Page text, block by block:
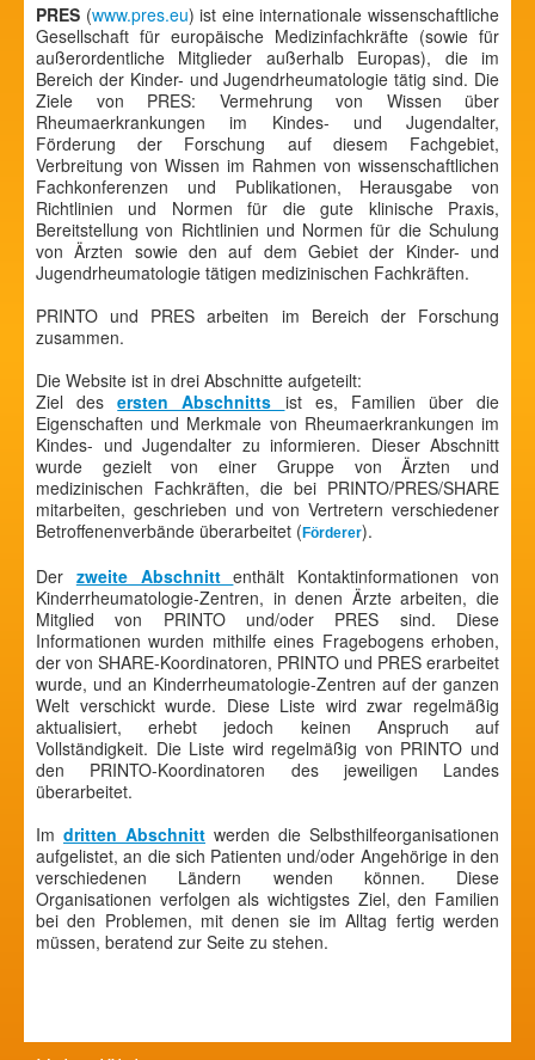
PRES (www.pres.eu) ist eine internationale wissenschaftliche
Gesellschaft für europäische Medizinfachkräfte (sowie für
außerordentliche Mitglieder außerhalb Europas), die im
Bereich der Kinder- und Jugendrheumatologie tätig sind. Die
Ziele von PRES: Vermehrung von Wissen über
Rheumaerkrankungen im Kindes- und Jugendalter,
Förderung der Forschung auf diesem Fachgebiet,
Verbreitung von Wissen im Rahmen von wissenschaftlichen
Fachkonferenzen und Publikationen, Herausgabe von
Richtlinien und Normen für die gute klinische Praxis,
Bereitstellung von Richtlinien und Normen für die Schulung
von Ärzten sowie den auf dem Gebiet der Kinder- und
Jugendrheumatologie tätigen medizinischen Fachkräften.
PRINTO und PRES arbeiten im Bereich der Forschung
zusammen.
Die Website ist in drei Abschnitte aufgeteilt:
Ziel desersten Abschnitts ist es, Familien über die
Eigenschaften und Merkmale von Rheumaerkrankungen im
Kindes- und Jugendalter zu informieren. Dieser Abschnitt
wurde gezielt von einer Gruppe von Ärzten und
medizinischen Fachkräften, die bei PRINTO/PRES/SHARE
mitarbeiten, geschrieben und von Vertretern verschiedener
Betroffenenverbände überarbeitet ( Förderer).
Der zweite Abschnittenthält Kontaktinformationen von
Kinderrheumatologie-Zentren, in denen Ärzte arbeiten, die
Mitglied von PRINTO und/oder PRES sind. Diese
Informationen wurden mithilfe eines Fragebogens erhoben,
der von SHARE-Koordinatoren, PRINTO und PRES erarbeitet
wurde, und an Kinderrheumatologie-Zentren auf der ganzen
Welt verschickt wurde. Diese Liste wird zwar regelmäßig
aktualisiert, erhebt jedoch keinen Anspruch auf
Vollständigkeit. Die Liste wird regelmäßig von PRINTO und
den PRINTO-Koordinatoren des jeweiligen Landes
überarbeitet.
Im dritten Abschnitt werden die Selbsthilfeorganisationen
aufgelistet, an die sich Patienten und/oder Angehörige in den
verschiedenen Ländern wenden können. Diese
Organisationen verfolgen als wichtigstes Ziel, den Familien
bei den Problemen, mit denen sie im Alltag fertig werden
müssen, beratend zur Seite zu stehen.